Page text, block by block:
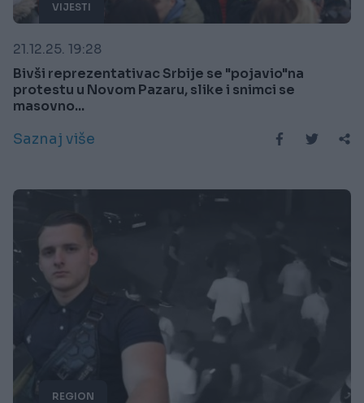
VIJESTI
21.12.25. 19:28
Bivši reprezentativac Srbije se "pojavio"na
protestu u Novom Pazaru, slike i snimci se
masovno...
Saznaj više
REGION